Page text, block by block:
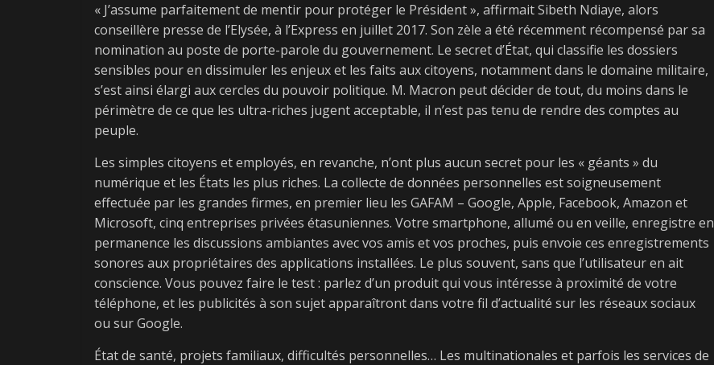
« J’assume parfaitement de mentir pour protéger le Président », affirmait Sibeth Ndiaye, alors
conseillère presse de l’Elysée, à l’Express en juillet 2017. Son zèle a été récemment récompensé par sa
nomination au poste de porte-parole du gouvernement. Le secret d’État, qui classifie les dossiers
sensibles pour en dissimuler les enjeux et les faits aux citoyens, notamment dans le domaine militaire,
s’est ainsi élargi aux cercles du pouvoir politique. M. Macron peut décider de tout, du moins dans le
périmètre de ce que les ultra-riches jugent acceptable, il n’est pas tenu de rendre des comptes au
peuple.
Les simples citoyens et employés, en revanche, n’ont plus aucun secret pour les « géants » du
numérique et les États les plus riches. La collecte de données personnelles est soigneusement
effectuée par les grandes firmes, en premier lieu les GAFAM – Google, Apple, Facebook, Amazon et
Microsoft, cinq entreprises privées étasuniennes. Votre smartphone, allumé ou en veille, enregistre en
permanence les discussions ambiantes avec vos amis et vos proches, puis envoie ces enregistrements
sonores aux propriétaires des applications installées. Le plus souvent, sans que l’utilisateur en ait
conscience. Vous pouvez faire le test : parlez d’un produit qui vous intéresse à proximité de votre
téléphone, et les publicités à son sujet apparaîtront dans votre fil d’actualité sur les réseaux sociaux
ou sur Google.
État de santé, projets familiaux, difficultés personnelles… Les multinationales et parfois les services de